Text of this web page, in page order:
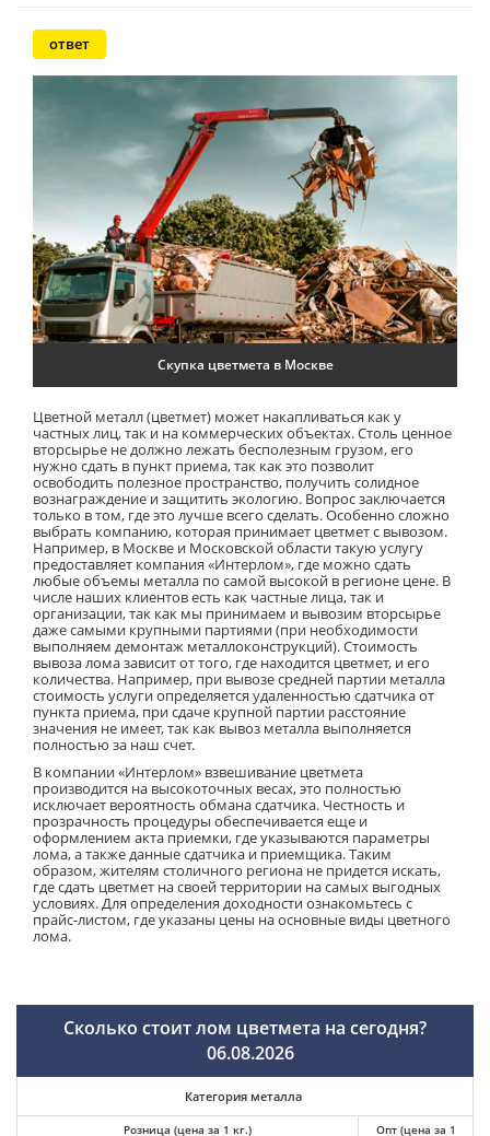
ответ
Цветной металл (цветмет) может накапливаться как у
частных лиц, так и на коммерческих объектах. Столь ценное
вторсырье не должно лежать бесполезным грузом, его
нужно сдать в пункт приема, так как это позволит
освободить полезное пространство, получить солидное
вознаграждение и защитить экологию. Вопрос заключается
только в том, где это лучше всего сделать. Особенно сложно
выбрать компанию, которая принимает цветмет с вывозом.
Например, в Москве и Московской области такую услугу
предоставляет компания «Интерлом», где можно сдать
любые объемы металла по самой высокой в регионе цене. В
числе наших клиентов есть как частные лица, так и
организации, так как мы принимаем и вывозим вторсырье
даже самыми крупными партиями (при необходимости
выполняем демонтаж металлоконструкций). Стоимость
вывоза лома зависит от того, где находится цветмет, и его
количества. Например, при вывозе средней партии металла
стоимость услуги определяется удаленностью сдатчика от
пункта приема, при сдаче крупной партии расстояние
значения не имеет, так как вывоз металла выполняется
полностью за наш счет.
В компании «Интерлом» взвешивание цветмета
производится на высокоточных весах, это полностью
исключает вероятность обмана сдатчика. Честность и
прозрачность процедуры обеспечивается еще и
оформлением акта приемки, где указываются параметры
лома, а также данные сдатчика и приемщика. Таким
образом, жителям столичного региона не придется искать,
где сдать цветмет на своей территории на самых выгодных
условиях. Для определения доходности ознакомьтесь с
прайс-листом, где указаны цены на основные виды цветного
лома.
Скупка цветмета в Москве
Сколько стоит лом цветмета на сегодня?
06.08.2026
Категория металла
Розница (цена за 1 кг.)
Опт (цена за 1